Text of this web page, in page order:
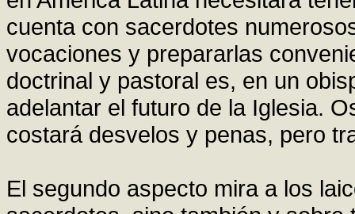
cuenta con sacerdotes
vocaciones y prepararlas
doctrinal y pastoral es, en un
adelantar el futuro de la Iglesia.
costará desvelos y penas, pero
El segundo aspecto mira a los